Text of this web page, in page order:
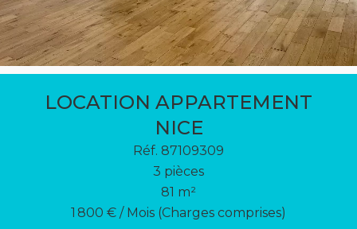
LOCATION APPARTEMENT
NICE
Réf. 87109309
3 pièces
81 m²
1 800 € / Mois (Charges comprises)